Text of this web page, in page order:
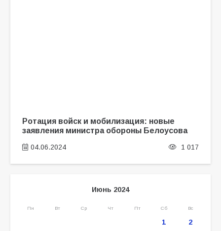
Ротация войск и мобилизация: новые
заявления министра обороны Белоусова
04.06.2024 1 017
Июнь 2024
Пн Вт Ср Чт Пт Сб Вс
1
2